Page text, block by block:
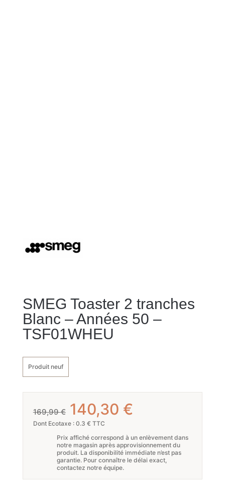
SMEG Toaster 2 tranches
Blanc – Années 50 –
TSF01WHEU
Produit neuf
169,99€ Le
prix
initial
était :
169,99 €.
140,30 €Le
actuel
est :
140,30 €.
Dont Ecotaxe : 0.3 € TTC
Prix affiché correspond à un enlèvement dans
notre magasin après approvisionnement du
produit. La disponibilité immédiate n’est pas
garantie. Pour connaître le délai exact,
contactez notre équipe.